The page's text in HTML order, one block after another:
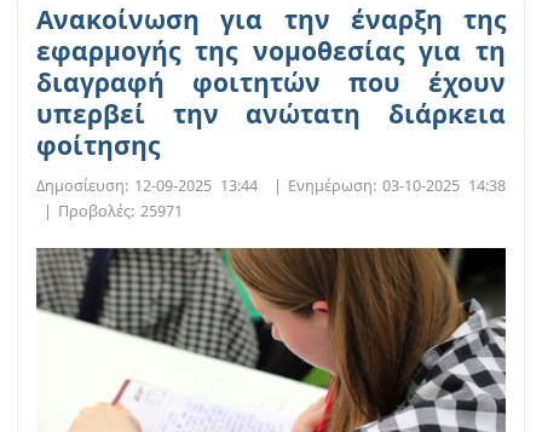
Ανακοίνωση για την έναρξη της
εφαρμογής της νομοθεσίας για τη
διαγραφή φοιτητών που έχουν
υπερβεί την ανώτατη διάρκεια
φοίτησης
Δημοσίευση: 12-09-2025 13:44 | Ενημέρωση: 03-10-2025 14:38
| Προβολές: 25971